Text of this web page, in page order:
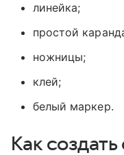
линейка;
простой
ножницы;
клей;
белый маркер.
Как